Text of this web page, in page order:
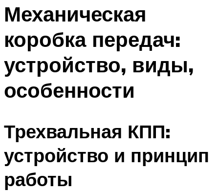
МЕНЮ
Механическая
коробка передач:
устройство, виды,
особенности
Трехвальная КПП:
устройство и принцип
работы